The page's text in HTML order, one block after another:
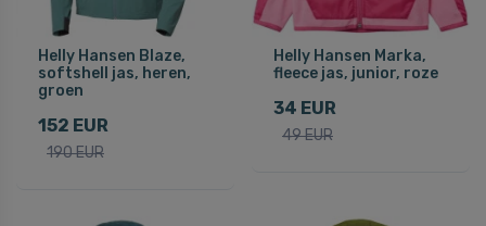
Helly Hansen Blaze,
softshell jas, heren,
groen
152 EUR
190 EUR
Helly Hansen Marka,
fleece jas, junior, roze
34 EUR
49 EUR